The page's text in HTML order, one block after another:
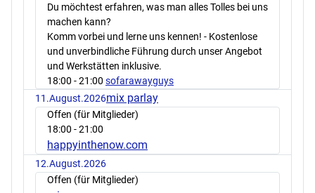
Du möchtest erfahren, was man alles Tolles bei uns
machen kann?
Komm vorbei und lerne uns kennen! - Kostenlose
und unverbindliche Führung durch unser Angebot
und Werkstätten inklusive.
18:00 - 21:00 sofarawayguys
11.August.2026mix parlay
Offen (für Mitglieder)
18:00 - 21:00
happyinthenow.com
12.August.2026
Offen (für Mitglieder)